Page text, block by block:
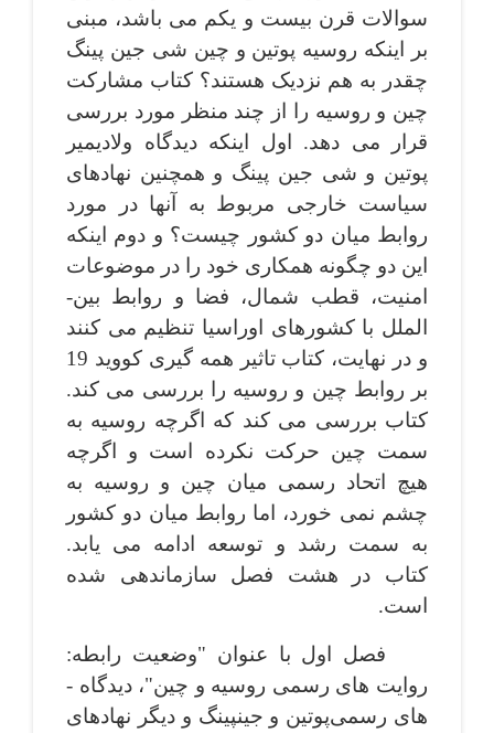
سوالات قرن بیست و یکم می ­باشد، مبنی
بر اینکه روسیه پوتین و چین شی جین پینگ
چقدر به هم نزدیک هستند؟ کتاب مشارکت
چین و روسیه را از چند منظر مورد بررسی
قرار می ­دهد. اول اینکه دیدگاه ولادیمیر
پوتین و شی جین پینگ و همچنین نهادهای
سیاست خارجی مربوط به آنها در مورد
روابط میان دو کشور چیست؟ و دوم اینکه
این دو چگونه همکاری خود را در موضوعات
امنیت، قطب شمال، فضا و روابط بین­
الملل با کشورهای اوراسیا تنظیم می­ کنند
و در نهایت، کتاب تاثیر همه ­گیری کووید 19
بر روابط چین و روسیه را بررسی می­ کند.
کتاب بررسی می ­کند که اگرچه روسیه به
سمت چین حرکت نکرده است و اگرچه
هیچ اتحاد رسمی میان چین و روسیه به
چشم نمی ­خورد، اما روابط میان دو کشور
به سمت رشد و توسعه ادامه می­ یابد.
کتاب در هشت فصل سازماندهی شده
است.
فصل اول با عنوان "وضعیت رابطه:
روایت­ های رسمی روسیه و چین"، دیدگاه ­
های رسمی‌پوتین و جین­پینگ و دیگر نهادهای